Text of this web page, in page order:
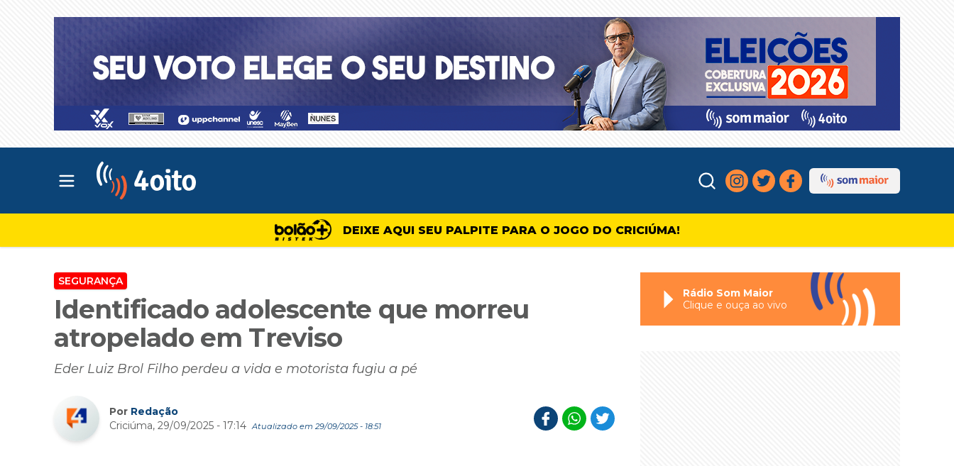
Abrir menu principal
DEIXE AQUI SEU PALPITE PARA O JOGO DO CRICIÚMA!
SEGURANÇA
Identificado adolescente que morreu
atropelado em Treviso
Eder Luiz Brol Filho perdeu a vida e motorista fugiu a pé
Por Redação
Criciúma, 29/09/2025 - 17:14 Atualizado em 29/09/2025 - 18:51
Rádio Som Maior
Clique e ouça ao vivo